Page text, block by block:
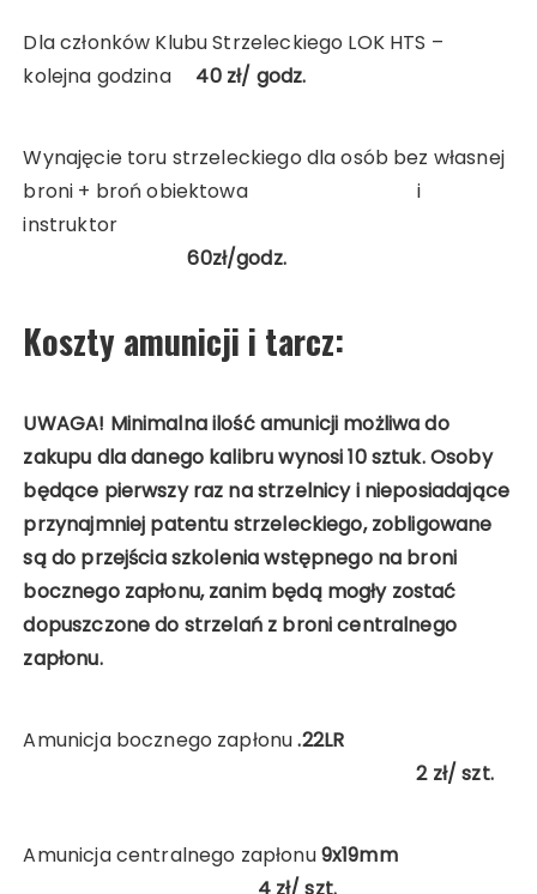
Dla członków Klubu Strzeleckiego LOK HTS –
kolejna godzina 40 zł/ godz.
Wynajęcie toru strzeleckiego dla osób bez własnej
broni + broń obiektowa i
instruktor
60zł/godz.
Koszty amunicji i tarcz:
UWAGA! Minimalna ilość amunicji możliwa do
zakupu dla danego kalibru wynosi 10 sztuk. Osoby
będące pierwszy raz na strzelnicy i nieposiadające
przynajmniej patentu strzeleckiego, zobligowane
są do przejścia szkolenia wstępnego na broni
bocznego zapłonu, zanim będą mogły zostać
dopuszczone do strzelań z broni centralnego
zapłonu.
Amunicja bocznego zapłonu.22LR
2 zł/ szt.
Amunicja centralnego zapłonu9x19mm